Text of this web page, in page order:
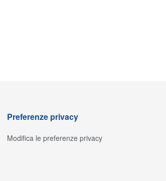
Preferenze privacy
Modifica le preferenze privacy